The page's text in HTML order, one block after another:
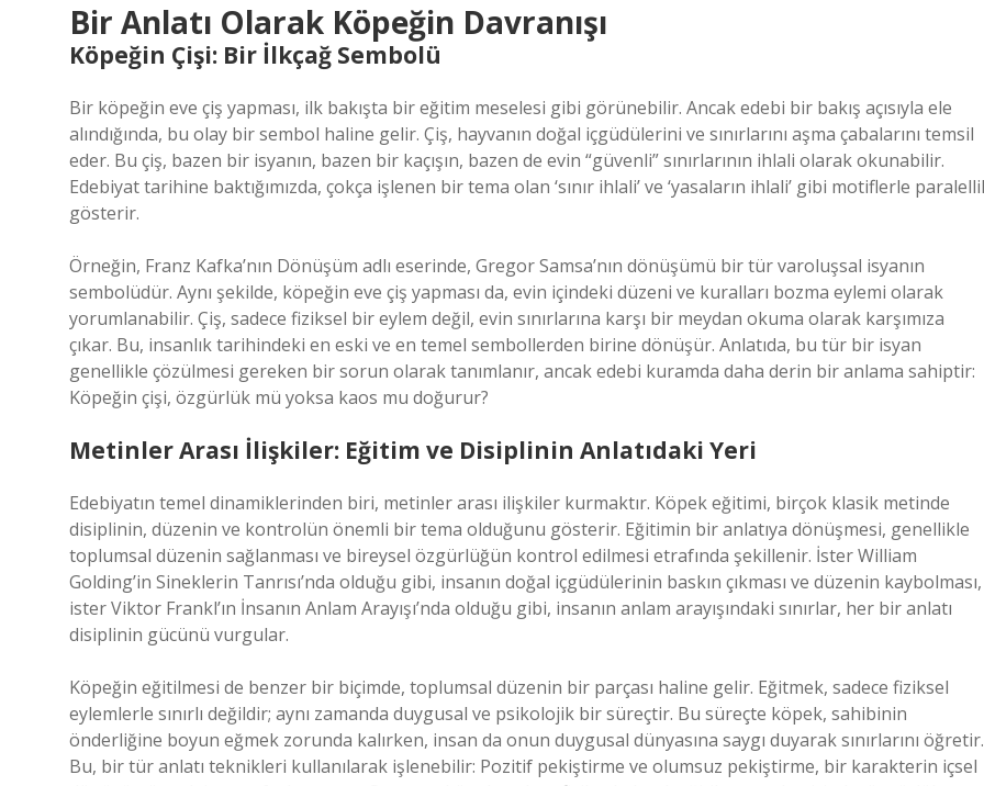
Bir Anlatı Olarak Köpeğin Davranışı
Köpeğin Çişi: Bir İlkçağ Sembolü
Bir köpeğin eve çiş yapması, ilk bakışta bir eğitim meselesi gibi görünebilir. Ancak edebi bir bakış açısıyla ele
alındığında, bu olay bir sembol haline gelir. Çiş, hayvanın doğal içgüdülerini ve sınırlarını aşma çabalarını temsil
eder. Bu çiş, bazen bir isyanın, bazen bir kaçışın, bazen de evin “güvenli” sınırlarının ihlali olarak okunabilir.
Edebiyat tarihine baktığımızda, çokça işlenen bir tema olan ‘sınır ihlali’ ve ‘yasaların ihlali’ gibi motiflerle
gösterir.
Örneğin, Franz Kafka’nın Dönüşüm adlı eserinde, Gregor Samsa’nın dönüşümü bir tür varoluşsal isyanın
sembolüdür. Aynı şekilde, köpeğin eve çiş yapması da, evin içindeki düzeni ve kuralları bozma eylemi olarak
yorumlanabilir. Çiş, sadece fiziksel bir eylem değil, evin sınırlarına karşı bir meydan okuma olarak karşımıza
çıkar. Bu, insanlık tarihindeki en eski ve en temel sembollerden birine dönüşür. Anlatıda, bu tür bir isyan
genellikle çözülmesi gereken bir sorun olarak tanımlanır, ancak edebi kuramda daha derin bir anlama sahiptir:
Köpeğin çişi, özgürlük mü yoksa kaos mu doğurur?
Metinler Arası İlişkiler: Eğitim ve Disiplinin Anlatıdaki Yeri
Edebiyatın temel dinamiklerinden biri, metinler arası ilişkiler kurmaktır. Köpek eğitimi, birçok klasik metinde
disiplinin, düzenin ve kontrolün önemli bir tema olduğunu gösterir. Eğitimin bir anlatıya dönüşmesi, genellikle
toplumsal düzenin sağlanması ve bireysel özgürlüğün kontrol edilmesi etrafında şekillenir. İster William
Golding’in Sineklerin Tanrısı’nda olduğu gibi, insanın doğal içgüdülerinin baskın çıkması ve düzenin kaybolması,
ister Viktor Frankl’ın İnsanın Anlam Arayışı’nda olduğu gibi, insanın anlam arayışındaki sınırlar, her bir anlatı
disiplinin gücünü vurgular.
Köpeğin eğitilmesi de benzer bir biçimde, toplumsal düzenin bir parçası haline gelir. Eğitmek, sadece fiziksel
eylemlerle sınırlı değildir; aynı zamanda duygusal ve psikolojik bir süreçtir. Bu süreçte köpek, sahibinin
önderliğine boyun eğmek zorunda kalırken, insan da onun duygusal dünyasına saygı duyarak sınırlarını öğretir.
Bu, bir tür anlatı teknikleri kullanılarak işlenebilir: Pozitif pekiştirme ve olumsuz pekiştirme, bir karakterin içsel